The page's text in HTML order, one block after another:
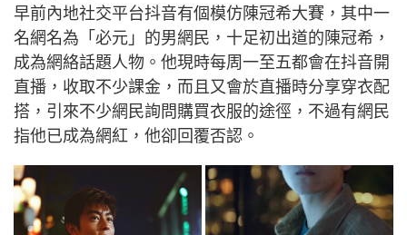
早前內地社交平台抖音有個模仿陳冠希大賽，其中一
名網名為「必元」的男網民，十足初出道的陳冠希，
成為網絡話題人物。他現時每周一至五都會在抖音開
直播，收取不少課金，而且又會於直播時分享穿衣配
搭，引來不少網民詢問購買衣服的途徑，不過有網民
指他已成為網紅，他卻回覆否認。